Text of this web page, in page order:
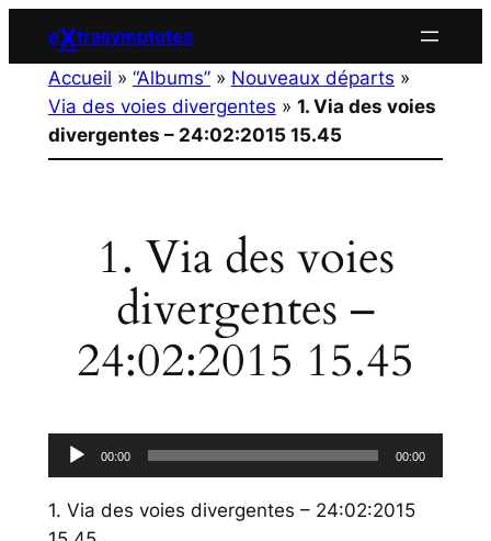
contenu
eXtrasymptotes
Accueil » “Albums”» Nouveaux départs »
Via des voies divergentes » 1. Via des voies
divergentes – 24:02:2015 15.45
1. Via des voies
divergentes –
24:02:2015 15.45
Lecteur
audio
00:00 00:00
1. Via des voies divergentes – 24:02:2015